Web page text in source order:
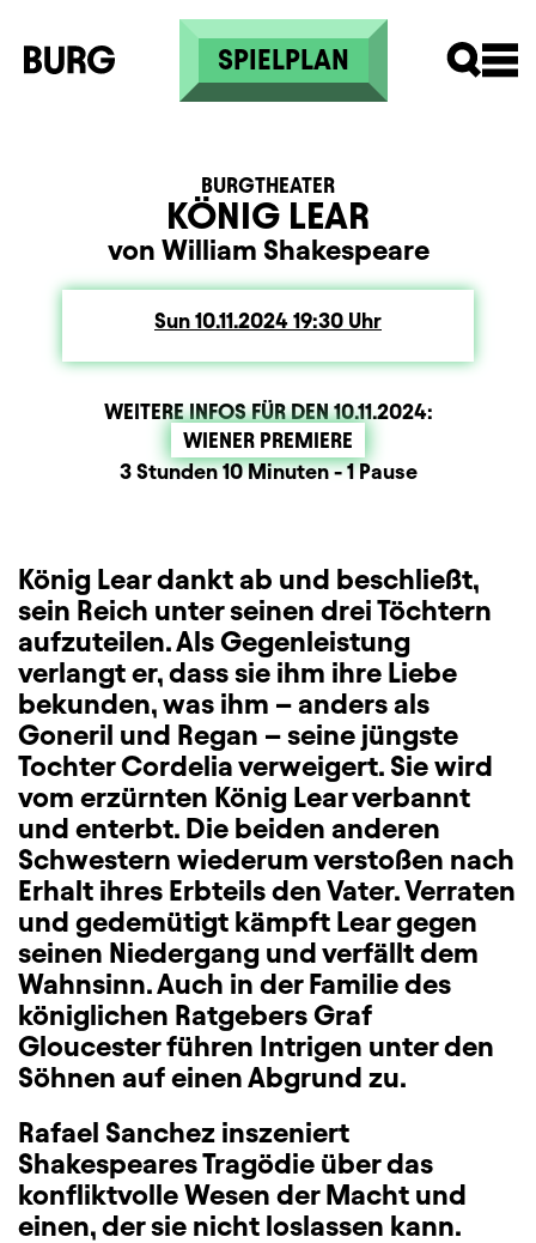
Skip to main content
SPIELPLAN
KÖNIG LEAR
BURGTHEATER
von William Shakespeare
Sun Sunday
10.11.2024 19:30Uhr
WEITERE INFOS FÜR DEN10.11.2024:
WIENER PREMIERE
BeschreibungInformation
Dauer und Pausen3 Stunden 10 Minuten - 1 Pause
König Lear dankt ab und beschließt,
sein Reich unter seinen drei Töchtern
aufzuteilen. Als Gegenleistung
verlangt er, dass sie ihm ihre Liebe
bekunden, was ihm – anders als
Goneril und Regan – seine jüngste
Tochter Cordelia verweigert. Sie wird
vom erzürnten König Lear verbannt
und enterbt. Die beiden anderen
Schwestern wiederum verstoßen nach
Erhalt ihres Erbteils den Vater. Verraten
und gedemütigt kämpft Lear gegen
seinen Niedergang und verfällt dem
Wahnsinn. Auch in der Familie des
königlichen Ratgebers Graf
Gloucester führen Intrigen unter den
Söhnen auf einen Abgrund zu.
Rafael Sanchez inszeniert
Shakespeares Tragödie über das
konfliktvolle Wesen der Macht und
einen, der sie nicht loslassen kann.